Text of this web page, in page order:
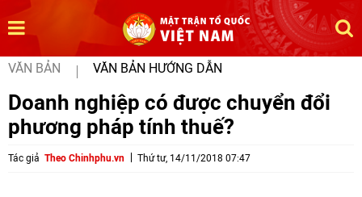
VĂN BẢN VĂN BẢN HƯỚNG DẪN
Doanh nghiệp có được chuyển đổi
phương pháp tính thuế?
Tác giả Theo Chinhphu.vn Thứ tư, 14/11/2018 07:47